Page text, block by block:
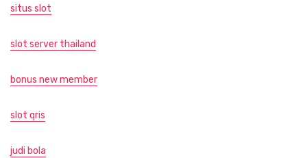
situs slot
slot server thailand
bonus new member
slot qris
judi bola